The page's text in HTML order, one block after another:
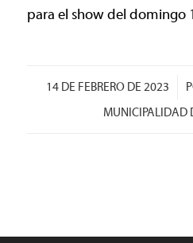
para el show del domingo
14 DE FEBRERO DE 2023
/
MUNICIPALIDAD